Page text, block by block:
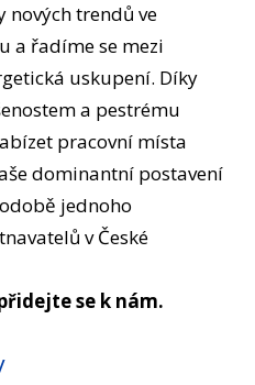
nových trendů ve
a řadíme se mezi
uskupení. Díky
a pestrému
pracovní místa
dominantní postavení
jednoho
v České
se k nám.